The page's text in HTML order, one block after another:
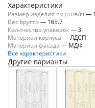
Характеристики
Размер изделия см (ш/в/г) —
Вес брутто— 165.7
Количество упаковок—3
Материал корпуса — ЛДСП
Материал фасада — МДФ
Все характеристики
Другие варианты